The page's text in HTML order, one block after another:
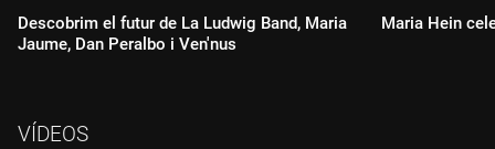
Descobrim el futur de La Ludwig Band, Maria
Jaume, Dan Peralbo i Ven'nus
Maria Hein
VÍDEOS